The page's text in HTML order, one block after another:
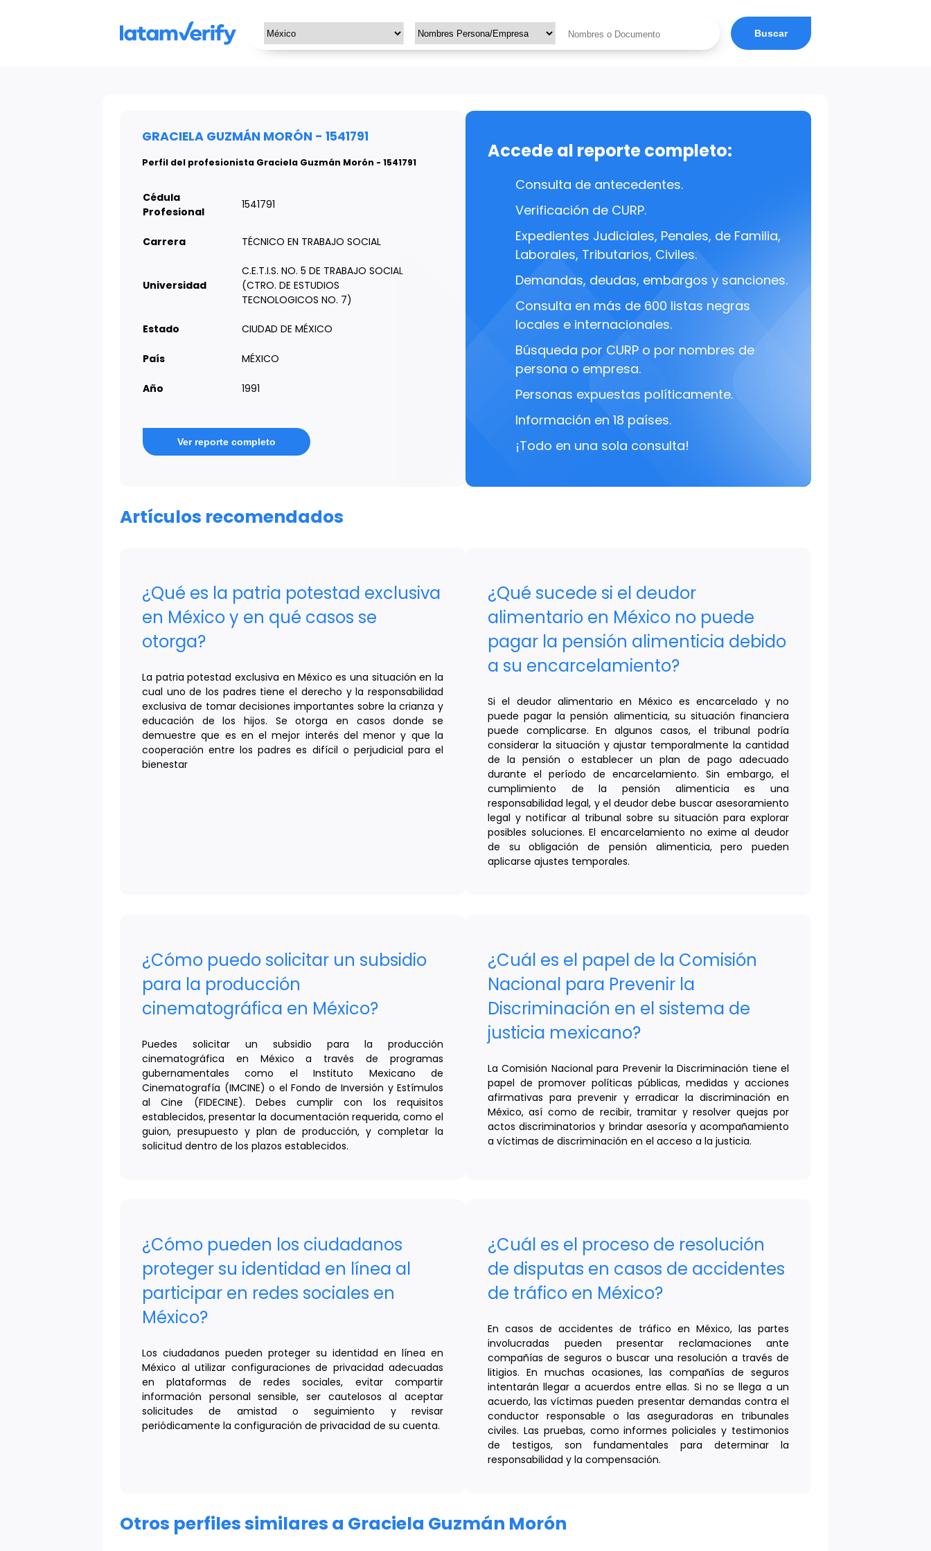
Buscar
GRACIELA GUZMÁN MORÓN - 1541791
Perfil del profesionista Graciela Guzmán Morón - 1541791
Cédula
Profesional
1541791
Carrera TÉCNICO EN TRABAJO SOCIAL
Universidad
C.E.T.I.S. NO. 5 DE TRABAJO SOCIAL
(CTRO. DE ESTUDIOS
TECNOLOGICOS NO. 7)
Estado CIUDAD DE MÉXICO
País MÉXICO
Año 1991
Ver reporte completo
Accede al reporte completo:
Consulta de antecedentes.
Verificación de CURP.
Expedientes Judiciales, Penales, de Familia,
Laborales, Tributarios, Civiles.
Demandas, deudas, embargos y sanciones.
Consulta en más de 600 listas negras
locales e internacionales.
Búsqueda por CURP o por nombres de
persona o empresa.
Personas expuestas políticamente.
Información en 18 países.
¡Todo en una sola consulta!
Artículos recomendados
¿Qué es la patria potestad exclusiva
en México y en qué casos se
otorga?
La patria potestad exclusiva en México es una situación en la
cual uno de los padres tiene el derecho y la responsabilidad
exclusiva de tomar decisiones importantes sobre la crianza y
educación de los hijos. Se otorga en casos donde se
demuestre que es en el mejor interés del menor y que la
cooperación entre los padres es difícil o perjudicial para el
bienestar
¿Qué sucede si el deudor
alimentario en México no puede
pagar la pensión alimenticia debido
a su encarcelamiento?
Si el deudor alimentario en México es encarcelado y no
puede pagar la pensión alimenticia, su situación financiera
puede complicarse. En algunos casos, el tribunal podría
considerar la situación y ajustar temporalmente la cantidad
de la pensión o establecer un plan de pago adecuado
durante el período de encarcelamiento. Sin embargo, el
cumplimiento de la pensión alimenticia es una
responsabilidad legal, y el deudor debe buscar asesoramiento
legal y notificar al tribunal sobre su situación para explorar
posibles soluciones. El encarcelamiento no exime al deudor
de su obligación de pensión alimenticia, pero pueden
aplicarse ajustes temporales.
¿Cómo puedo solicitar un subsidio
para la producción
cinematográfica en México?
Puedes solicitar un subsidio para la producción
cinematográfica en México a través de programas
gubernamentales como el Instituto Mexicano de
Cinematografía (IMCINE) o el Fondo de Inversión y Estímulos
al Cine (FIDECINE). Debes cumplir con los requisitos
establecidos, presentar la documentación requerida, como el
guion, presupuesto y plan de producción, y completar la
solicitud dentro de los plazos establecidos.
¿Cuál es el papel de la Comisión
Nacional para Prevenir la
Discriminación en el sistema de
justicia mexicano?
La Comisión Nacional para Prevenir la Discriminación tiene el
papel de promover políticas públicas, medidas y acciones
afirmativas para prevenir y erradicar la discriminación en
México, así como de recibir, tramitar y resolver quejas por
actos discriminatorios y brindar asesoría y acompañamiento
a víctimas de discriminación en el acceso a la justicia.
¿Cómo pueden los ciudadanos
proteger su identidad en línea al
participar en redes sociales en
México?
Los ciudadanos pueden proteger su identidad en línea en
México al utilizar configuraciones de privacidad adecuadas
en plataformas de redes sociales, evitar compartir
información personal sensible, ser cautelosos al aceptar
solicitudes de amistad o seguimiento y revisar
periódicamente la configuración de privacidad de su cuenta.
¿Cuál es el proceso de resolución
de disputas en casos de accidentes
de tráfico en México?
En casos de accidentes de tráfico en México, las partes
involucradas pueden presentar reclamaciones ante
compañías de seguros o buscar una resolución a través de
litigios. En muchas ocasiones, las compañías de seguros
intentarán llegar a acuerdos entre ellas. Si no se llega a un
acuerdo, las víctimas pueden presentar demandas contra el
conductor responsable o las aseguradoras en tribunales
civiles. Las pruebas, como informes policiales y testimonios
de testigos, son fundamentales para determinar la
responsabilidad y la compensación.
Otros perfiles similares a Graciela Guzmán Morón